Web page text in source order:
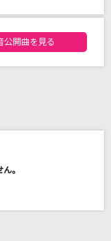
キング
公開曲を見る